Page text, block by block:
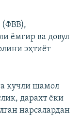
(ФВВ),
ёмғир ва довул
эҳтиёт
кучли шамол
дарахт ёки
нарсалардан